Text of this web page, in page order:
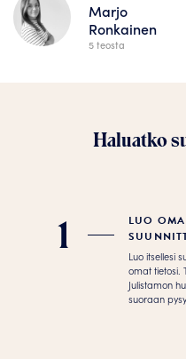
Marjo
Ronkainen
5 teosta
Haluatko
1
LUO OMA
Luo itsellesi
omat tietosi.
Julistamon
suoraan